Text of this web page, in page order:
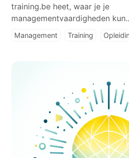
training.be heet, waar je je
managementvaardigheden
Management Training